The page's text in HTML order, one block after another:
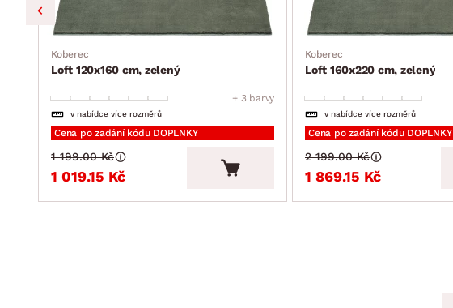
Koberec
Loft 120x160 cm, zelený
+ 3 barvy
v nabídce více rozměrů
Cena po zadání kódu DOPLNKY
1 019.15 Kč
1 199.00 Kč
Koberec
Loft 160x220 cm, zelený
v nabídce více rozměrů
Cena po zadání kódu DOPLNKY
1 869.15 Kč
2 199.00 Kč